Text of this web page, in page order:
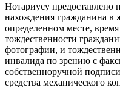
Нотариусу предоставлено
нахождения гражданина в
определенном месте,
тождественности
фотографии, и
инвалида по зрению с
собственноручной
средства механического